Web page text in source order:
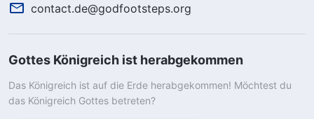
contact.de@godfootsteps.org
Gottes Königreich ist herabgekommen
Das Königreich ist auf die Erde herabgekommen! Möchtest du
das Königreich Gottes betreten?